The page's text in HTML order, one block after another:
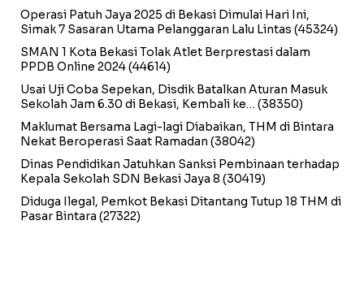
Operasi Patuh Jaya 2025 di Bekasi Dimulai Hari Ini,
Simak 7 Sasaran Utama Pelanggaran Lalu Lintas (45324)
SMAN 1 Kota Bekasi Tolak Atlet Berprestasi dalam
PPDB Online 2024(44614)
Usai Uji Coba Sepekan, Disdik Batalkan Aturan Masuk
Sekolah Jam 6.30 di Bekasi, Kembali ke… (38350)
Maklumat Bersama Lagi-lagi Diabaikan, THM di Bintara
Nekat Beroperasi Saat Ramadan (38042)
Dinas Pendidikan Jatuhkan Sanksi Pembinaan terhadap
Kepala Sekolah SDN Bekasi Jaya 8 (30419)
Diduga Ilegal, Pemkot Bekasi Ditantang Tutup 18 THM di
Pasar Bintara (27322)